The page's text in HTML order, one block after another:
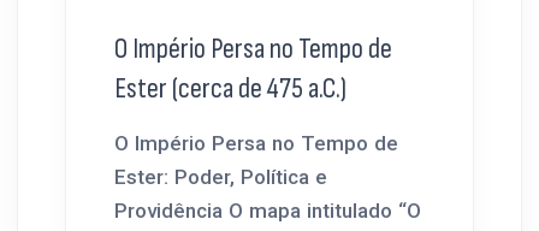
O Império Persa no Tempo de
Ester (cerca de 475 a.C.)
O Império Persa no Tempo de
Ester: Poder, Política e
Providência O mapa intitulado “O